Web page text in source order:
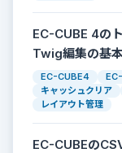
EC-CUBE 4の
Twig編集の基本
EC-CUBE4
キャッシュクリア
レイアウト管理
EC-CUBEの